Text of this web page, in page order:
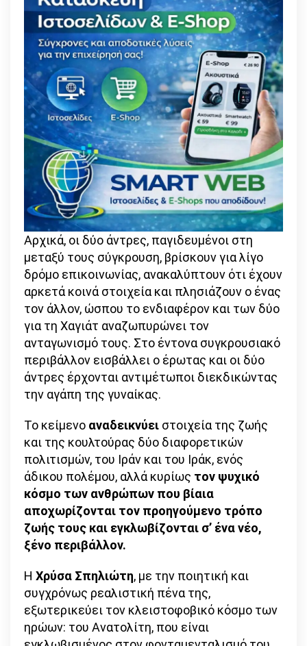
Αρχικά, οι δύο άντρες, παγιδευμένοι στη
μεταξύ τους σύγκρουση, βρίσκουν για λίγο
δρόμο επικοινωνίας, ανακαλύπτουν ότι έχουν
αρκετά κοινά στοιχεία και πλησιάζουν ο ένας
τον άλλον, ώσπου το ενδιαφέρον και των δύο
για τη Χαγιάτ αναζωπυρώνει τον
ανταγωνισμό τους. Στο έντονα συγκρουσιακό
περιβάλλον εισβάλλει ο έρωτας και οι δύο
άντρες έρχονται αντιμέτωποι διεκδικώντας
την αγάπη της γυναίκας.
Το κείμενο αναδεικνύει στοιχεία της ζωής
και της κουλτούρας δύο διαφορετικών
πολιτισμών, του Ιράν και του Ιράκ, ενός
άδικου πολέμου, αλλά κυρίως τον ψυχικό
κόσμο των ανθρώπων που βίαια
αποχωρίζονται τον προηγούμενο τρόπο
ζωής τους και εγκλωβίζονται σ’ ένα νέο,
ξένο περιβάλλον.
Η Χρύσα Σπηλιώτη, με την ποιητική και
συγχρόνως ρεαλιστική πένα της,
εξωτερικεύει τον κλειστοφοβικό κόσμο των
ηρώων: του Ανατολίτη, που είναι